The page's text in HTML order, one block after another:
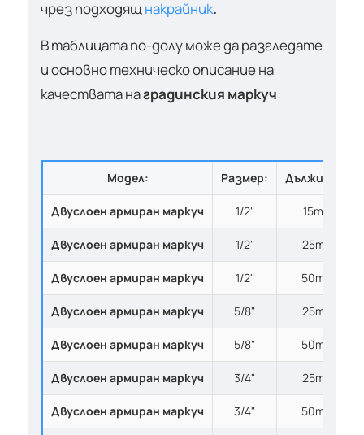
чрез подходящнакрайник.
В таблицата по-долу може да разгледате
и основно техническо описание на
качествата наградинския маркуч:
Модел: Размер: Дължина:
Двуслоен армиран маркуч 1/2" 15m
Двуслоен армиран маркуч 1/2" 25m
Двуслоен армиран маркуч 1/2" 50m
Двуслоен армиран маркуч 5/8" 25m
Двуслоен армиран маркуч 5/8" 50m
Двуслоен армиран маркуч 3/4" 25m
Двуслоен армиран маркуч 3/4" 50m